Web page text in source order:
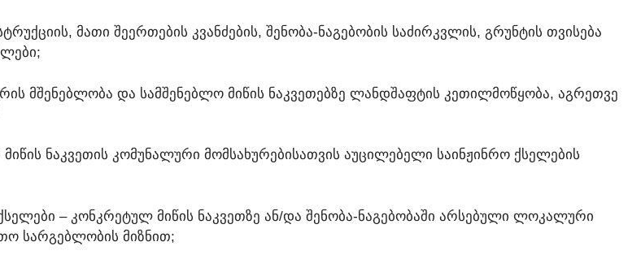
ᲛᲐᲗᲘ ᲨᲔᲔᲠᲗᲔᲑᲘᲡ ᲙᲕᲐᲜᲫᲔᲑᲘᲡ, ᲨᲔᲜᲝᲑᲐ-ᲜᲐᲒᲔᲑᲝᲑᲘᲡ ᲡᲐᲫᲘᲠᲙᲕᲚᲘᲡ, ᲒᲠᲣᲜᲢᲘᲡ ᲗᲕᲘᲡᲔᲑᲐ
ᲛᲨᲔᲜᲔᲑᲚᲝᲑᲐ ᲓᲐ ᲡᲐᲛᲨᲔᲜᲔᲑᲚᲝ ᲛᲘᲬᲘᲡ ᲜᲐᲙᲕᲔᲗᲔᲑᲖᲔ ᲚᲐᲜᲓᲨᲐᲤᲢᲘᲡ ᲙᲔᲗᲘᲚᲛᲝᲬᲧᲝᲑᲐ, ᲐᲒᲠᲔᲗᲕᲔ
ᲜᲐᲙᲕᲔᲗᲘᲡ ᲙᲝᲛᲣᲜᲐᲚᲣᲠᲘ ᲛᲝᲛᲡᲐᲮᲣᲠᲔᲑᲘᲡᲐᲗᲕᲘᲡ ᲐᲣᲪᲘᲚᲔᲑᲔᲚᲘ ᲡᲐᲘᲜᲟᲘᲜᲠᲝ ᲥᲡᲔᲚᲔᲑᲘᲡ
– ᲙᲝᲜᲙᲠᲔᲢᲣᲚ ᲛᲘᲬᲘᲡ ᲜᲐᲙᲕᲔᲗᲖᲔ ᲐᲜ/ᲓᲐ ᲨᲔᲜᲝᲑᲐ-ᲜᲐᲒᲔᲑᲝᲑᲐᲨᲘ ᲐᲠᲡᲔᲑᲣᲚᲘ ᲚᲝᲙᲐᲚᲣᲠᲘ
ᲡᲐᲠᲒᲔᲑᲚᲝᲑᲘᲡ ᲛᲘᲖᲜᲘᲗ;